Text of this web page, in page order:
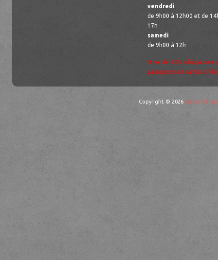
vendredi
de 9h00 à 12h00 et de
17h
samedi
de 9h00 à 12h
Prise de RDV obligatoire
passeports et cartes
Copyright © 2026 mairie